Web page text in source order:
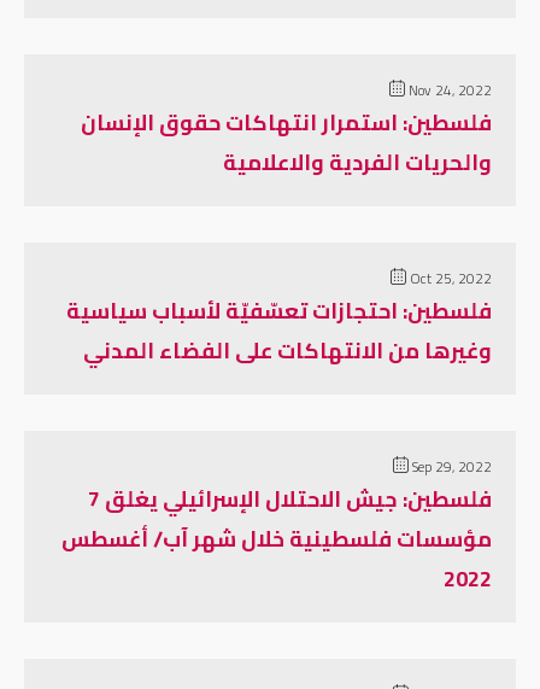
Nov 24, 2022
فلسطين: استمرار انتهاكات حقوق الإنسان
والحريات الفردية والاعلامية
Oct 25, 2022
فلسطين: احتجازات تعسّفيّة لأسباب سياسية
وغيرها من الانتهاكات على الفضاء المدني
Sep 29, 2022
فلسطين: جيش الاحتلال الإسرائيلي يغلق 7
مؤسسات فلسطينية خلال شهر آب/ أغسطس
2022